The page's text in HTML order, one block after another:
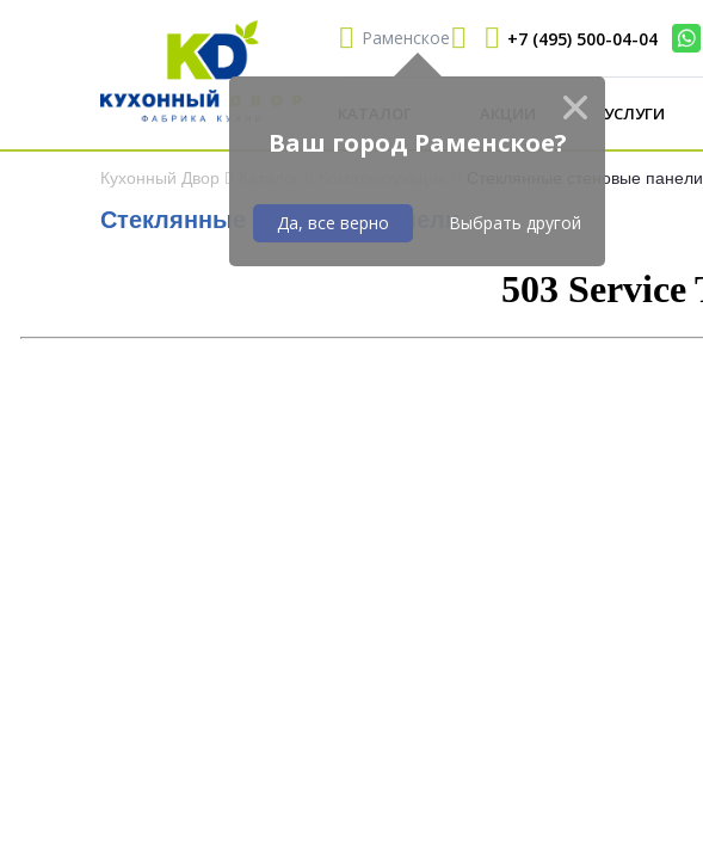
Раменское
Ваш город Раменское?
Да, все верно Выбрать другой
+7 (495) 500-04-04
УСЛУГИ
Кухонный Двор Стеклянные стеновые панели
Стеклянные стеновые панели